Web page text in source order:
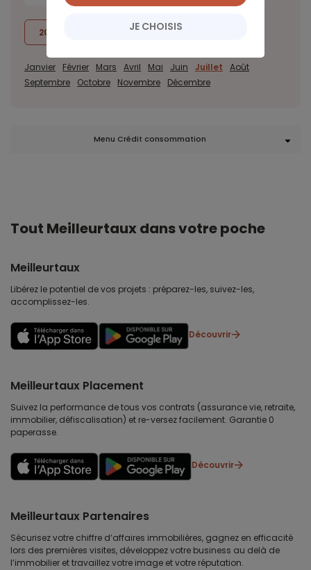
2022 2020
Janvier Février Mars Avril Mai Juin Juillet
Août
Septembre
Octobre Novembre Décembre
Menu Crédit consommation
Tout Meilleurtaux dans votre poche
Meilleurtaux
Libérez le potentiel de vos projets : préparez-les, suivez-les,
accomplissez-les.
Découvrir
Meilleurtaux Placement
Suivez la performance de tous vos contrats (assurance vie, retraite,
immobilier, défiscalisation) et re-versez facilement. Garantie 0
paperasse.
Découvrir
Meilleurtaux Partenaires
Sécurisez votre chiffre d’affaires immobilières, gagnez en efficacité
lors des premières visites, développez votre business au delà de
l’immobilier et travaillez votre image et votre réputation.
JE CHOISIS